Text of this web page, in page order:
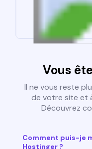
Vous
Il ne vous reste
de votre site et
Découvrez
Comment puis-je
Hostinger ?